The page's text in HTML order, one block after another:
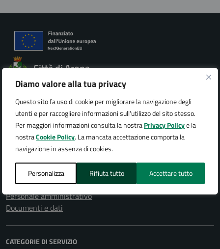
Diamo valore alla tua privacy
Questo sito fa uso di cookie per migliorare la navigazione degli
utenti e per raccogliere informazioni sull'utilizzo del sito stesso.
Per maggiori informazioni consulta la nostraPrivacy Policye la
nostraCookie Policy. La mancata accettazione comporta la
navigazione in assenza di cookies.
Personalizza Rifiuta tutto Accettare tutto
Città di Arona
AMMINISTRAZIONE
Organi di governo
Aree amministrative
Uffici
Enti e fondazioni
Politici
Personale amministrativo
Documenti e dati
CATEGORIE DI SERVIZIO